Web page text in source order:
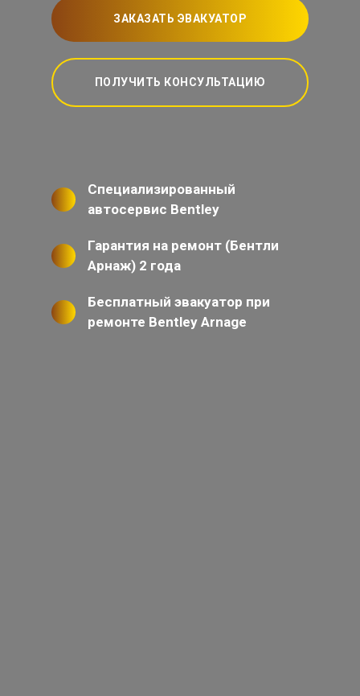
ЗАКАЗАТЬ ЭВАКУАТОР
ПОЛУЧИТЬ КОНСУЛЬТАЦИЮ
Специализированный
автосервис Bentley
Гарантия на ремонт (Бентли
Арнаж) 2 года
Бесплатный эвакуатор при
ремонте Bentley Arnage